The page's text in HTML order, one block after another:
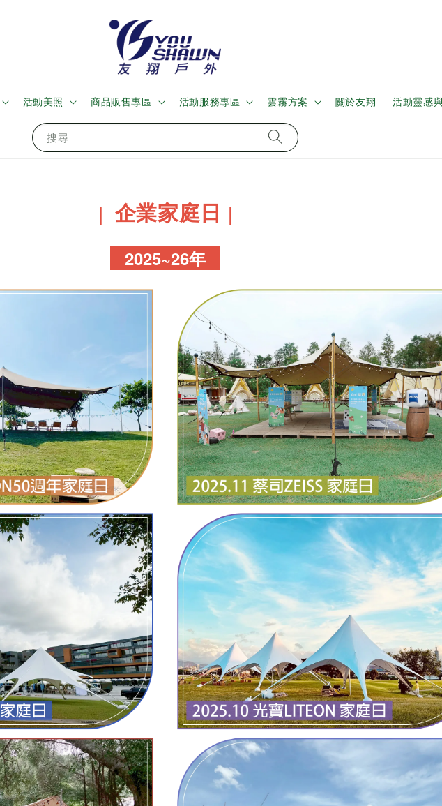
搜尋
活動美照 商品販售專區 活動服務專區 雲霧方案 關於友翔 活動靈感
企業家庭日
2025~26年